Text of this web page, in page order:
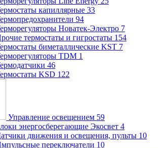
капиллярные 33
94
Новатек-Электро 7
термостаты и гигростаты 154
биметаллические KST 7
TDM 1
46
KSD 122
Управление освещением 59
энергосберегающие Экосвет 4
движения и освещения, пульты 10
переключатели 10